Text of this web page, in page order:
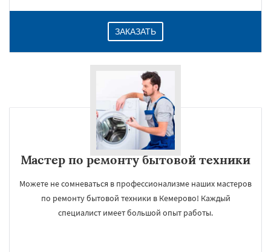
ЗАКАЗАТЬ
Мастер по ремонту бытовой техники
Можете не сомневаться в профессионализме наших мастеров
по ремонту бытовой техники в Кемерово! Каждый
специалист имеет большой опыт работы.